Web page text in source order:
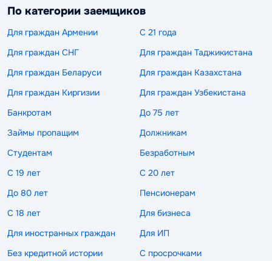
По категории заемщиков
Для граждан Армении
С 21 года
Для граждан СНГ
Для граждан Таджикистана
Для граждан Беларуси
Для граждан Казахстана
Для граждан Киргизии
Для граждан Узбекистана
Банкротам
До 75 лет
Займы пропащим
Должникам
Студентам
Безработным
С 19 лет
С 20 лет
До 80 лет
Пенсионерам
С 18 лет
Для бизнеса
Для иностранных граждан
Для ИП
Без кредитной истории
С просрочками